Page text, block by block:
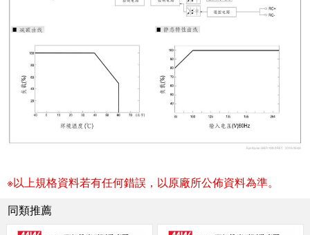
※以上規格資料若有任何錯誤，以原廠所公佈資料為準。
同類推薦